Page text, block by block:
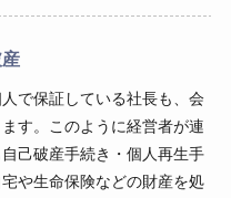
で保証している社長も、会
す。このように経営者が連
己破産手続き・個人再生手
や生命保険などの財産を処